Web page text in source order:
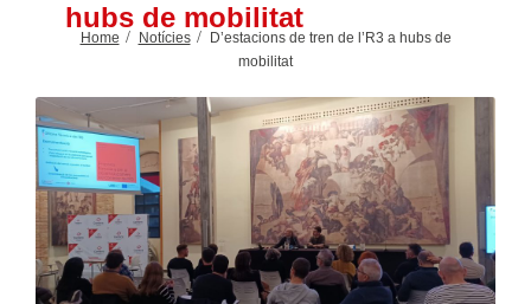
hubs de mobilitat
Home Notícies
D’estacions de tren de l’R3 a hubs de
mobilitat